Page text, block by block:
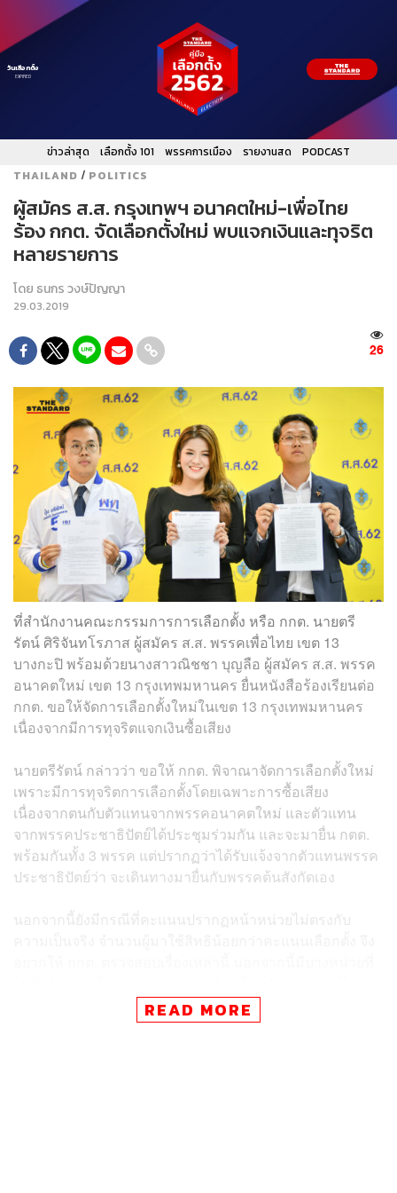
วันเลือกตั้ง
EXPIRED
ข่าวล่าสุด เลือกตั้ง 101 พรรคการเมือง รายงานสด
PODCAST
THAILAND / POLITICS
ผู้สมัคร ส.ส. กรุงเทพฯ อนาคตใหม่-เพื่อไทย
ร้อง กกต. จัดเลือกตั้งใหม่ พบแจกเงินและทุจริต
หลายรายการ
โดย ธนกร วงษ์ปัญญา
29.03.2019
26
ที่สำนักงานคณะกรรมการการเลือกตั้ง หรือ กกต. นายตรี
รัตน์ ศิริจันทโรภาส ผู้สมัคร ส.ส. พรรคเพื่อไทย เขต 13
บางกะปิ พร้อมด้วยนางสาวณิชชา บุญลือ ผู้สมัคร ส.ส. พรรค
อนาคตใหม่ เขต 13 กรุงเทพมหานคร ยื่นหนังสือร้องเรียนต่อ
กกต. ขอให้จัดการเลือกตั้งใหม่ในเขต 13 กรุงเทพมหานคร
เนื่องจากมีการทุจริตแจกเงินซื้อเสียง
นายตรีรัตน์ กล่าวว่า ขอให้ กกต. พิจาณาจัดการเลือกตั้งใหม่
เพราะมีการทุจริตการเลือกตั้งโดยเฉพาะการซื้อเสียง
เนื่องจากตนกับตัวแทนจากพรรคอนาคตใหม่ และตัวแทน
จากพรรคประชาธิปัตย์ได้ประชุมร่วมกัน และจะมายื่น กตต.
พร้อมกันทั้ง 3 พรรค แต่ปรากฏว่าได้รับแจ้งจากตัวแทนพรรค
ประชาธิปัตย์ว่า จะเดินทางมายื่นกับพรรคต้นสังกัดเอง
นอกจากนี้ยังมีกรณีที่คะแนนปรากฏหน้าหน่วยไม่ตรงกับ
สามารถตรวจสอบได้ว่าเป็นหมายเลขตามที่คณะกรรมการ
ประจำหน่วยขานมาหรือไม่
READ MORE